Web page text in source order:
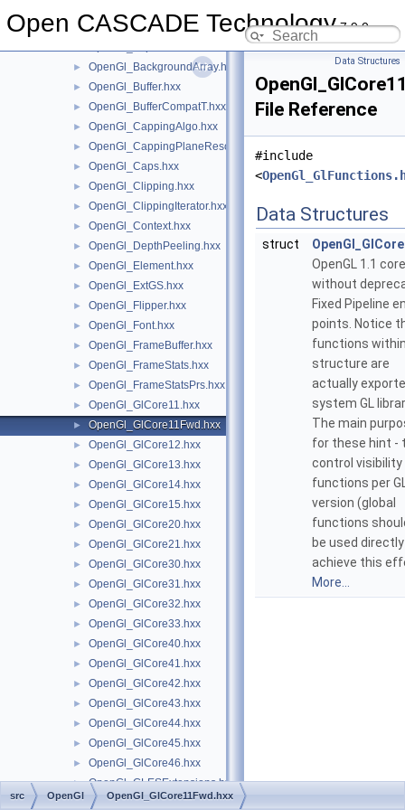
Open CASCADE Technology7.9.0
► OpenGl_AspectsSprite.hxx
► OpenGl_BackgroundArray.hxx
► OpenGl_Buffer.hxx
► OpenGl_BufferCompatT.hxx
► OpenGl_CappingAlgo.hxx
► OpenGl_CappingPlaneResource.hxx
► OpenGl_Caps.hxx
► OpenGl_Clipping.hxx
► OpenGl_ClippingIterator.hxx
► OpenGl_Context.hxx
► OpenGl_DepthPeeling.hxx
► OpenGl_Element.hxx
► OpenGl_ExtGS.hxx
► OpenGl_Flipper.hxx
► OpenGl_Font.hxx
► OpenGl_FrameBuffer.hxx
► OpenGl_FrameStats.hxx
► OpenGl_FrameStatsPrs.hxx
► OpenGl_GlCore11.hxx
► OpenGl_GlCore11Fwd.hxx
► OpenGl_GlCore12.hxx
► OpenGl_GlCore13.hxx
► OpenGl_GlCore14.hxx
► OpenGl_GlCore15.hxx
► OpenGl_GlCore20.hxx
► OpenGl_GlCore21.hxx
► OpenGl_GlCore30.hxx
► OpenGl_GlCore31.hxx
► OpenGl_GlCore32.hxx
► OpenGl_GlCore33.hxx
► OpenGl_GlCore40.hxx
► OpenGl_GlCore41.hxx
► OpenGl_GlCore42.hxx
► OpenGl_GlCore43.hxx
► OpenGl_GlCore44.hxx
► OpenGl_GlCore45.hxx
► OpenGl_GlCore46.hxx
► OpenGl_GLESExtensions.hxx
► OpenGl_GlFunctions.hxx
Data Structures
File Reference
#include
<
Data Structures
struct
OpenGL 1.1 core
without
Fixed Pipeline
points. Notice
functions
structure are
actually
system GL
The main
for these hint -
control
functions per
version (global
functions
be used
achieve this
More...
src OpenGl OpenGl_GlCore11Fwd.hxx